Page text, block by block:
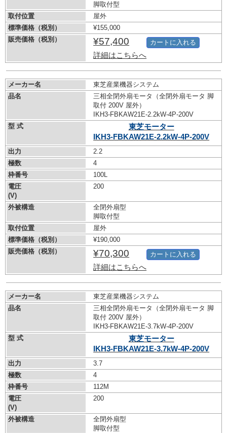
脚取付型
取付位置
屋外
標準価格（税別）
¥155,000
販売価格（税別）
¥57,400
詳細はこちらへ
カートに入れる
メーカー名
東芝産業機器システム
品名
三相全閉外扇モータ（全閉外扇モータ 脚
取付 200V 屋外）
IKH3-FBKAW21E-2.2kW-4P-200V
型 式
東芝モーター
IKH3-FBKAW21E-2.2kW-4P-200V
出力
2.2
極数
4
枠番号
100L
電圧
(V)
200
外被構造
全閉外扇型
脚取付型
取付位置
屋外
標準価格（税別）
¥190,000
販売価格（税別）
¥70,300
詳細はこちらへ
カートに入れる
メーカー名
東芝産業機器システム
品名
三相全閉外扇モータ（全閉外扇モータ 脚
取付 200V 屋外）
IKH3-FBKAW21E-3.7kW-4P-200V
型 式
東芝モーター
IKH3-FBKAW21E-3.7kW-4P-200V
出力
3.7
極数
4
枠番号
112M
電圧
(V)
200
外被構造
全閉外扇型
脚取付型